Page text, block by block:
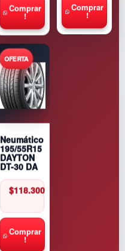
Comprar
!
Comprar
!
Neumático
195/55R15
DAYTON
DT-30 DA
$118.300
Comprar
!